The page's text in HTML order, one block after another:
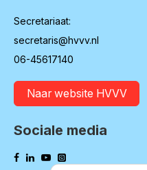
Secretariaat:
secretaris@hvvv.nl
06-45617140
Naar website HVVV
Sociale media